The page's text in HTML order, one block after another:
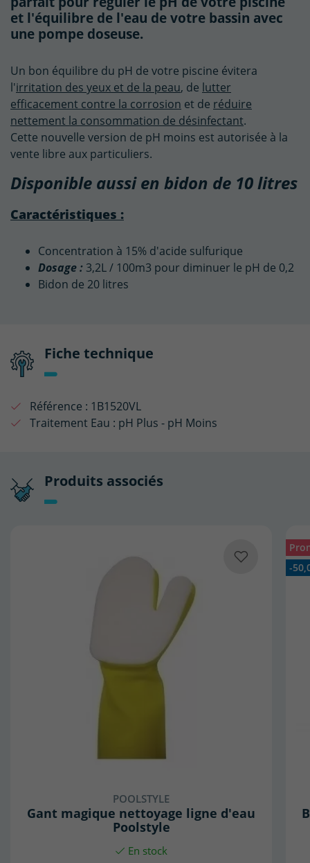
et l'équilibre de l'eau de votre bassin avec
une pompe doseuse.
Un bon équilibre du pH de votre piscine évitera
l'irritation des yeux et de la peau, de lutter
efficacement contre la corrosion et de réduire
nettement la consommation de désinfectant.
Cette nouvelle version de pH moins est autorisée à la
vente libre aux particuliers.
Disponible aussi en bidon de 10 litres
Caractéristiques :
Concentration à 15% d'acide sulfurique
Dosage : 3,2L / 100m3 pour diminuer le pH de 0,2
Bidon de 20 litres
Fiche technique
Référence : 1B1520VL
Traitement Eau : pH Plus - pH Moins
Produits associés
POOLSTYLE
Gant magique nettoyage ligne d'eau
Poolstyle
En stock
-